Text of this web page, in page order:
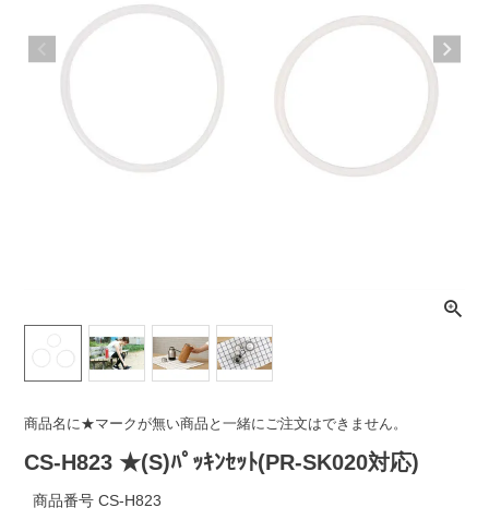
アウトレット
商品名に★マークが無い商品と一緒にご注文はできません。
CS-H823 ★(S)ﾊﾟｯｷﾝｾｯﾄ(PR-SK020対応)
商品番号 CS-H823